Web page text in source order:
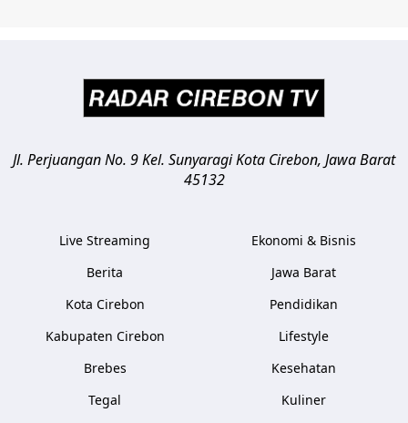
Jl. Perjuangan No. 9 Kel. SunyaragiKota Cirebon, Jawa Barat
45132
Live Streaming
Berita
Kota Cirebon
Kabupaten Cirebon
Brebes
Tegal
Ekonomi & Bisnis
Jawa Barat
Pendidikan
Lifestyle
Kesehatan
Kuliner